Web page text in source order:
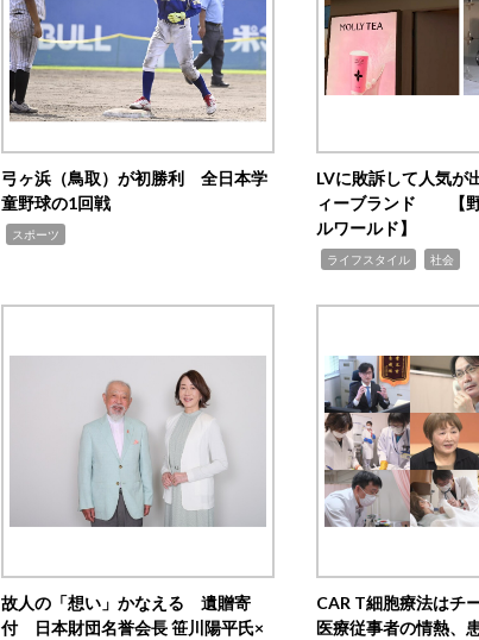
弓ヶ浜（鳥取）が初勝利 全日本学
童野球の1回戦
スポーツ
LVに敗訴して人気
ィーブランド 【
ルワールド】
ライフスタイル 社会
故人の「想い」かなえる 遺贈寄
付 日本財団名誉会長 笹川陽平氏×
CAR T細胞療法はチ
医療従事者の情熱、